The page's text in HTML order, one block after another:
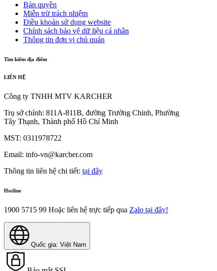
Bản quyền
Miễn trừ trách nhiệm
Điều khoản sử dụng website
Chính sách bảo vệ dữ liệu cá nhân
Thông tin đơn vị chủ quản
Tìm kiếm địa điểm
LIÊN HỆ
Công ty TNHH MTV KARCHER
Trụ sở chính: 811A-811B, đường Trường Chinh, Phường
Tây Thạnh, Thành phố Hồ Chí Minh
MST: 0311978722
Email: info-vn@karcher.com
Thông tin liên hệ chi tiết: tại đây
Hotline
1900 5715 99 Hoặc liên hệ trực tiếp qua Zalo tại đây!
Quốc gia: Việt Nam